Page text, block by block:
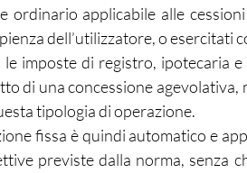
ordinario applicabile alle
dell’utilizzatore, o esercitati
le imposte di registro, ipotecaria
di una concessione
tipologia di operazione.
fissa è quindi automatico e
previste dalla norma, senza